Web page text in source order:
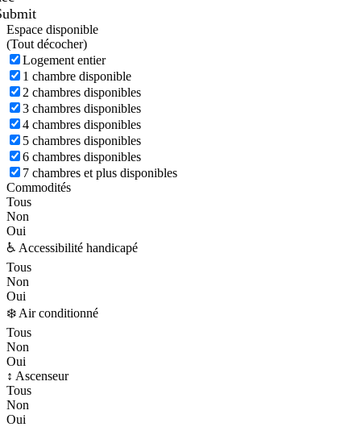
Espace disponible
(Tout décocher)
Logement entier
1 chambre disponible
2 chambres disponibles
3 chambres disponibles
4 chambres disponibles
5 chambres disponibles
6 chambres disponibles
7 chambres et plus disponibles
Commodités
Tous
Non
Oui
♿ Accessibilité handicapé
Tous
Non
Oui
❄️ Air conditionné
Tous
Non
Oui
↕️ Ascenseur
Tous
Non
Oui